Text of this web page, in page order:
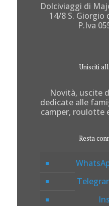
Dolciviaggi di
14/8 S. Giorgio
P.Iva
Unisciti
Novità, uscite
dedicate alle
camper, roulotte
Resta